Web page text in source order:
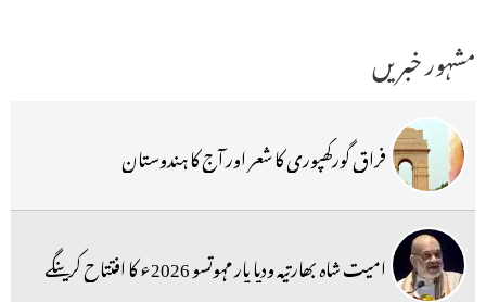
مشہور خبریں
فراق گورکھپوری کا شعر اور آج کا ہندوستان
امیت شاہ بھارتیہ ودیا پار مہوتسو 2026ء کا افتتاح کرینگے